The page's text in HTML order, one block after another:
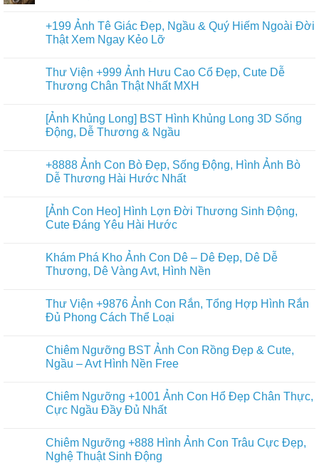
+199 Ảnh Tê Giác Đẹp, Ngầu & Quý Hiếm Ngoài Đời
Thật Xem Ngay Kẻo Lỡ
Thư Viện +999 Ảnh Hưu Cao Cổ Đẹp, Cute Dễ
Thương Chân Thật Nhất MXH
[Ảnh Khủng Long] BST Hình Khủng Long 3D Sống
Động, Dễ Thương & Ngầu
+8888 Ảnh Con Bò Đẹp, Sống Động, Hình Ảnh Bò
Dễ Thương Hài Hước Nhất
[Ảnh Con Heo] Hình Lợn Đời Thương Sinh Động,
Cute Đáng Yêu Hài Hước
Khám Phá Kho Ảnh Con Dê – Dê Đẹp, Dê Dễ
Thương, Dê Vàng Avt, Hình Nền
Thư Viện +9876 Ảnh Con Rắn, Tổng Hợp Hình Rắn
Đủ Phong Cách Thể Loại
Chiêm Ngưỡng BST Ảnh Con Rồng Đẹp & Cute,
Ngầu – Avt Hình Nền Free
Chiêm Ngưỡng +1001 Ảnh Con Hổ Đẹp Chân Thực,
Cực Ngầu Đầy Đủ Nhất
Chiêm Ngưỡng +888 Hình Ảnh Con Trâu Cực Đẹp,
Nghệ Thuật Sinh Động